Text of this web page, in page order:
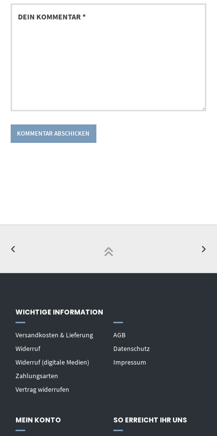
DEIN
KOMMENTAR
WICHTIGE INFORMATION
Versandkosten & Lieferung
Widerruf
Widerruf (digitale Medien)
Zahlungsarten
Vertrag widerrufen
AGB
Datenschutz
Impressum
MEIN KONTO SO ERREICHT IHR UNS